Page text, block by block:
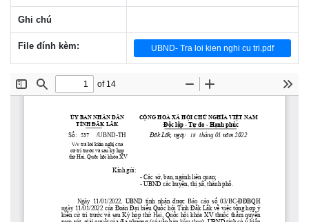
Ghi chú
File đính kèm: UBND- Tra loi kien nghi cu tri.pdf